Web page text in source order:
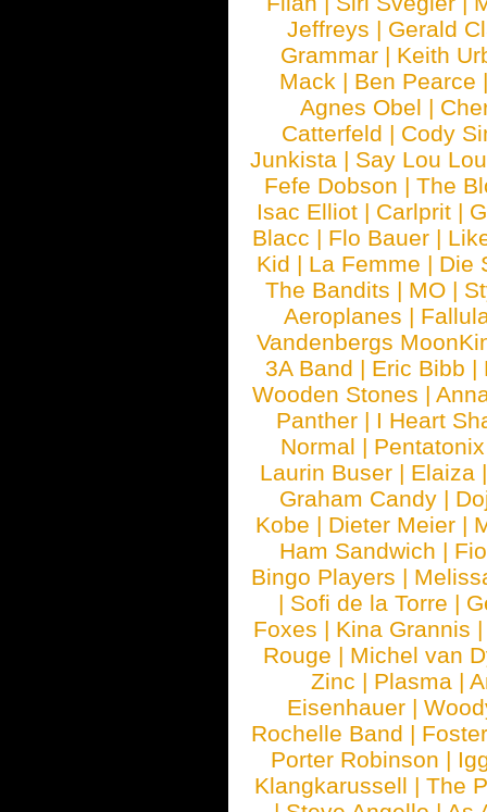
Jeffreys | Gerald
Grammar | Keith
Mack | Ben Pearce
Agnes Obel |
Catterfeld | Cody
Junkista | Say Lou Lou
Fefe Dobson | The
Isac Elliot | Carlprit |
Blacc | Flo Bauer |
Kid | La Femme | Die
The Bandits | MO |
Aeroplanes |
Vandenbergs
3A Band | Eric Bibb |
Wooden Stones |
Panther | I Heart
Normal | Pentatonix
Laurin Buser | Elaiza
Graham Candy |
Kobe | Dieter Meier |
Ham Sandwich |
Bingo Players |
| Sofi de la Torre |
Foxes | Kina Grannis
Rouge | Michel van
Zinc | Plasma |
Eisenhauer |
Rochelle Band |
Porter Robinson |
Klangkarussell |The